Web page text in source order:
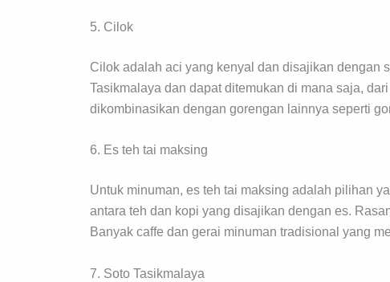
5. Cilok
Cilok adalah aci yang kenyal dan disajikan dengan
Tasikmalaya dan dapat ditemukan di mana saja,
dikombinasikan dengan gorengan lainnya seperti
6. Es teh tai maksing
Untuk minuman, es teh tai maksing adalah pilihan
antara teh dan kopi yang disajikan dengan es.
Banyak caffe dan gerai minuman tradisional yang
7. Soto Tasikmalaya